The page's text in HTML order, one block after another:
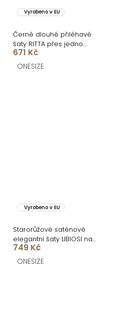
Vyrobeno v EU
Černé dlouhé přiléhavé
šaty RITTA přes jedno
rameno
671 Kč
ONESIZE
Vyrobeno v EU
Starorůžové saténové
elegantní šaty LIBIOSI na
jedno rameno
749 Kč
ONESIZE